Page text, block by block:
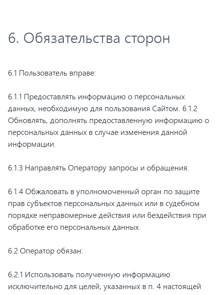
6. Обязательства сторон
6.1 Пользователь вправе:
6.1.1 Предоставлять информацию о персональных
данных, необходимую для пользования Сайтом. 6.1.2
Обновлять, дополнять предоставленную информацию о
персональных данных в случае изменения данной
информации.
6.1.3 Направлять Оператору запросы и обращения.
6.1.4 Обжаловать в уполномоченный орган по защите
прав субъектов персональных данных или в судебном
порядке неправомерные действия или бездействия при
обработке его персональных данных.
6.2 Оператор обязан:
6.2.1 Использовать полученную информацию
исключительно для целей, указанных в п. 4 настоящей